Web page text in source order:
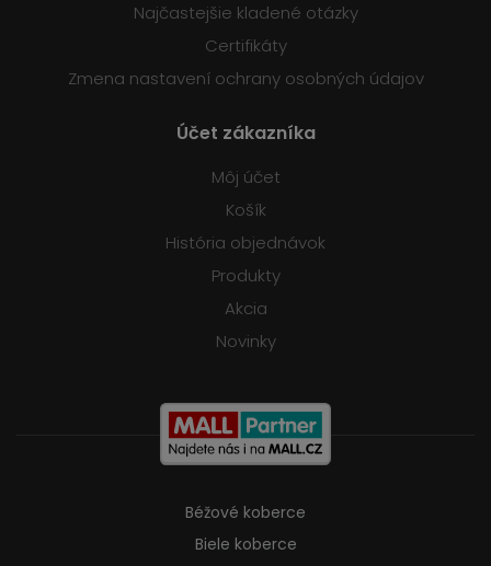
Najčastejšie kladené otázky
Certifikáty
Zmena nastavení ochrany osobných údajov
Účet zákazníka
Môj účet
Košík
História objednávok
Produkty
Akcia
Novinky
Béžové koberce
Biele koberce